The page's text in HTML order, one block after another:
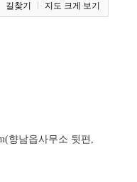
길찾기 지도 크게 보기
향남읍사무소 뒷편,